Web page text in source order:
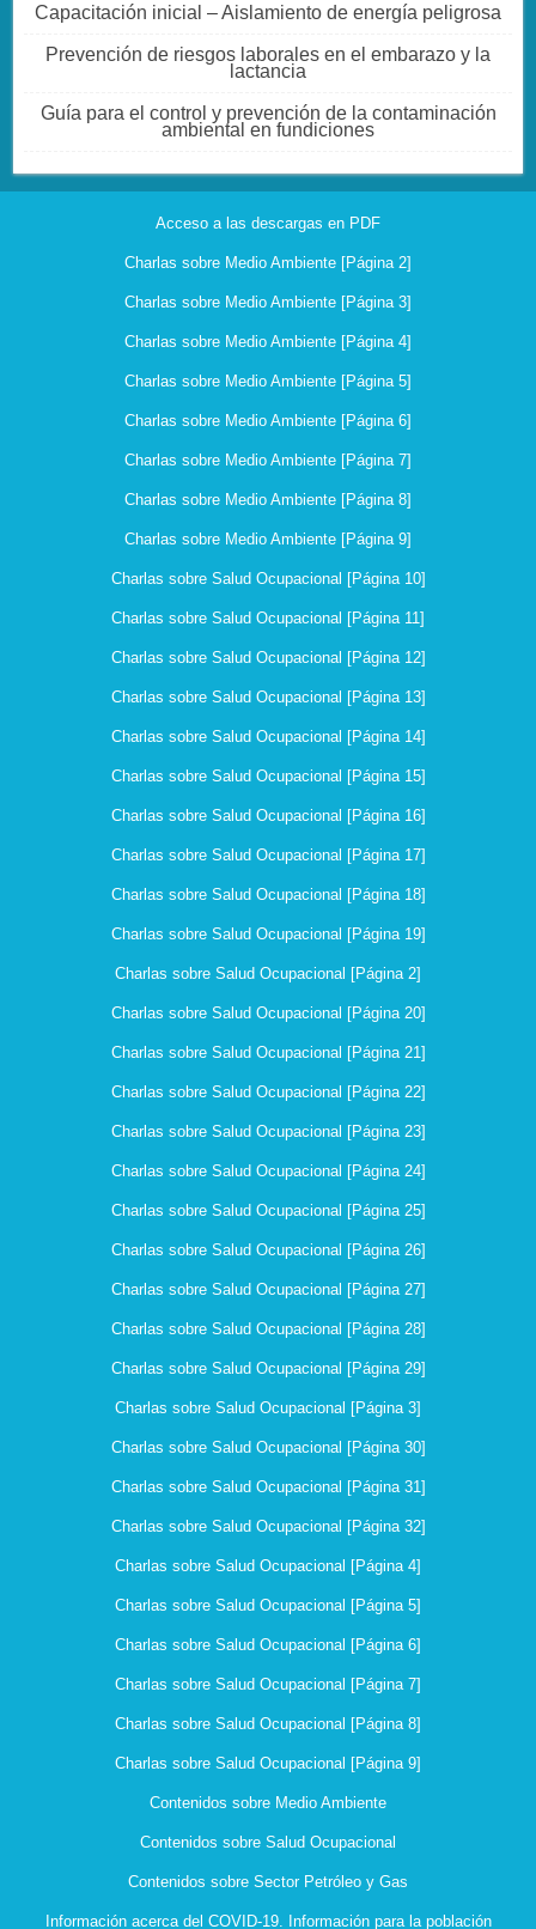
Capacitación inicial – Aislamiento de energía peligrosa
Prevención de riesgos laborales en el embarazo y la
lactancia
Guía para el control y prevención de la contaminación
ambiental en fundiciones
Acceso a las descargas en PDF
Charlas sobre Medio Ambiente [Página 2]
Charlas sobre Medio Ambiente [Página 3]
Charlas sobre Medio Ambiente [Página 4]
Charlas sobre Medio Ambiente [Página 5]
Charlas sobre Medio Ambiente [Página 6]
Charlas sobre Medio Ambiente [Página 7]
Charlas sobre Medio Ambiente [Página 8]
Charlas sobre Medio Ambiente [Página 9]
Charlas sobre Salud Ocupacional [Página 10]
Charlas sobre Salud Ocupacional [Página 11]
Charlas sobre Salud Ocupacional [Página 12]
Charlas sobre Salud Ocupacional [Página 13]
Charlas sobre Salud Ocupacional [Página 14]
Charlas sobre Salud Ocupacional [Página 15]
Charlas sobre Salud Ocupacional [Página 16]
Charlas sobre Salud Ocupacional [Página 17]
Charlas sobre Salud Ocupacional [Página 18]
Charlas sobre Salud Ocupacional [Página 19]
Charlas sobre Salud Ocupacional [Página 2]
Charlas sobre Salud Ocupacional [Página 20]
Charlas sobre Salud Ocupacional [Página 21]
Charlas sobre Salud Ocupacional [Página 22]
Charlas sobre Salud Ocupacional [Página 23]
Charlas sobre Salud Ocupacional [Página 24]
Charlas sobre Salud Ocupacional [Página 25]
Charlas sobre Salud Ocupacional [Página 26]
Charlas sobre Salud Ocupacional [Página 27]
Charlas sobre Salud Ocupacional [Página 28]
Charlas sobre Salud Ocupacional [Página 29]
Charlas sobre Salud Ocupacional [Página 3]
Charlas sobre Salud Ocupacional [Página 30]
Charlas sobre Salud Ocupacional [Página 31]
Charlas sobre Salud Ocupacional [Página 32]
Charlas sobre Salud Ocupacional [Página 4]
Charlas sobre Salud Ocupacional [Página 5]
Charlas sobre Salud Ocupacional [Página 6]
Charlas sobre Salud Ocupacional [Página 7]
Charlas sobre Salud Ocupacional [Página 8]
Charlas sobre Salud Ocupacional [Página 9]
Contenidos sobre Medio Ambiente
Contenidos sobre Salud Ocupacional
Contenidos sobre Sector Petróleo y Gas
Información acerca del COVID-19. Información para la población